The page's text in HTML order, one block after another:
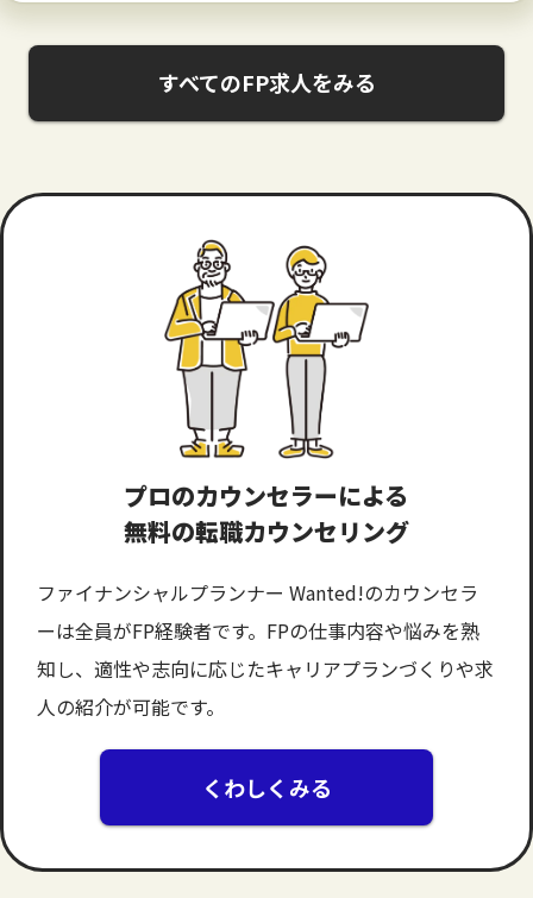
すべてのFP求人をみる
プロのカウンセラーによる
無料の転職カウンセリング
ファイナンシャルプランナー Wanted!のカウンセラ
ーは全員がFP経験者です。FPの仕事内容や悩みを熟
知し、適性や志向に応じたキャリアプランづくりや求
人の紹介が可能です。
くわしくみる